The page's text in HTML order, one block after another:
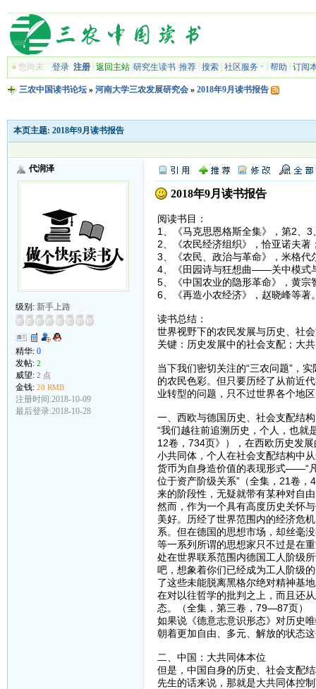
»您尚未 登录 注册| 返回主站| 研究生读书| 推荐| 搜索| 社区服务 帮助 订阅
三农中国读书论坛» 河南大学三农发展研究会» 2018年9月读书报告
本页主题: 2018年9月读书报告
代润泽
级别: 新手上路
精华: 0
发帖: 2
威望: 2 点
金钱: 20 RMB
注册时间:2018-10-09
最后登录:2018-10-28
2018年9月读书报告
阅读书目：
1、《马克思恩格斯全集》，第2、3
2、《农民经济组织》，恰亚诺夫著
3、《农民、政治与革命》，米格代
4、《田园诗与狂想曲——关中模式
5、《中国农业的隐形革命》，黄宗
6、《再造小农经济》，赵晓峰等著
读书总结：
世界视野下的农民发展与历史、社
关键：历史发展中的社会支配；大
当下我们密切关注的“三农问题”，
的农民色彩。但只要历经了从前近
业转型的问题，只不过世界各个地
一、西欧与德国历史、社会支配结
“我们越往前追溯历史，个人，也就
12卷，734页》），在西欧历史发
小共同体，个人在社会支配结构中
货币为自身造价值的表现形式——“
位于资产阶级关系”（全集，21卷
来的阶段性，无疑就带有某种对自
然而，作为一个具有高度历史关怀
美好。历经了世界范围内的经济危
系。但在德国的思想市场，却丝毫
等一系列所谓的思想家只不过是在
处在世界联系范围内德国工人阶级
吧，想象着你们已经成为工人阶级
了这些未能脱离黑格尔绝对精神基
在对以往哲学的批判之上，而且还
态。（全集，第三卷，79—87页）
如果说《德意志意识形态》对历史
朝着更加自由、多元、解放的状态
二、中国：大共同体本位
但是，中国自身的历史、社会支配
先生的话来说，那就是大共同体控